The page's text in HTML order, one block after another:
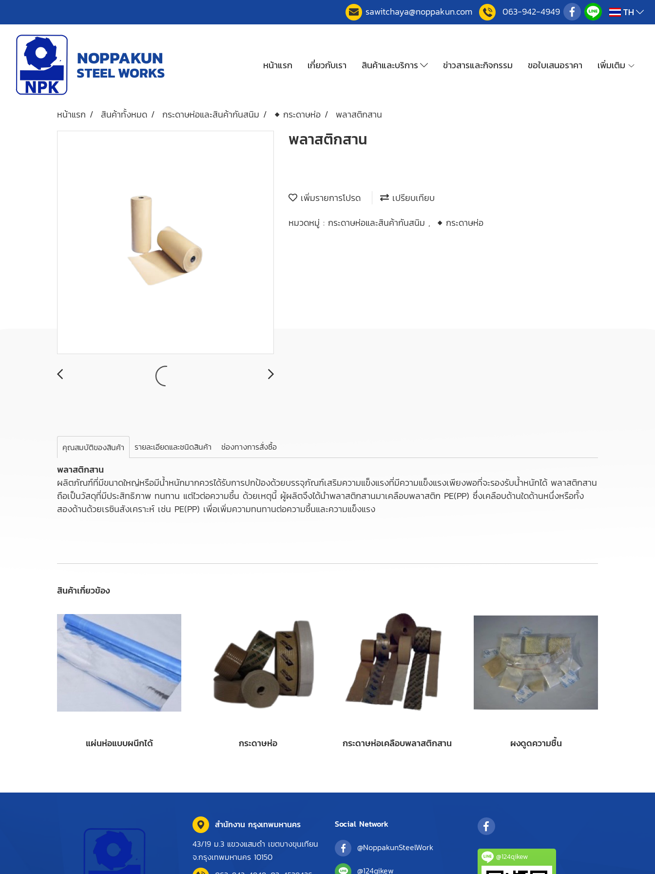
sawitchaya@noppakun.com 063-942-4949 TH
หน้าแรก เกี่ยวกับเรา สินค้าและบริการ ข่าวสารและกิจกรรม ขอใบเสนอราคา เพิ่มเติม
หน้าแรก สินค้าทั้งหมด กระดาษห่อและสินค้ากันสนิม ◆ กระดาษห่อ พลาสติกสาน
พลาสติกสาน
เพิ่มรายการโปรด
เปรียบเทียบ
หมวดหมู่ : กระดาษห่อและสินค้ากันสนิม , ◆ กระดาษห่อ
คุณสมบัติของสินค้า รายละเอียดและชนิดสินค้า ช่องทางการสั่งซื้อ
พลาสติกสาน
ผลิตภัณฑ์ที่มีขนาดใหญ่หรือมีน้ำหนักมากควรได้รับการปกป้องด้วยบรรจุภัณฑ์เสริมความแข็งแรงที่มีความแข็งแรงเพียงพอที่จะรองรับน้ำหนักได้ พลาสติกสาน
ถือเป็นวัสดุที่มีประสิทธิภาพ ทนทาน แต่ไวต่อความชื้น ด้วยเหตุนี้ ผู้ผลิตจึงได้นำพลาสติกสานมาเคลือบพลาสติก PE(PP) ซึ่งเคลือบด้านใดด้านหนึ่งหรือทั้ง
สองด้านด้วยเรซินสังเคราะห์ เช่น PE(PP) เพื่อเพิ่มความทนทานต่อความชื้นและความแข็งแรง
สินค้าเกี่ยวข้อง
แผ่นห่อแบบผนึกได้ กระดาษห่อ กระดาษห่อเคลือบพลาสติกสาน ผงดูดความชื้น
สำนักงาน กรุงเทพมหานคร
43/19 ม.3 แขวงแสมดำ เขตบางขุนเทียน
จ.กรุงเทพมหานคร 10150
Social Network
@NoppakunSteelWork
@124qikew
@124qikew